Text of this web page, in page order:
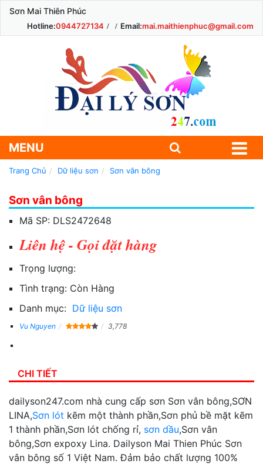
Sơn Mai Thiên Phúc
Hotline:0944727134 Email:mai.maithienphuc@gmail.com
MENU
Trang Chủ Dữ liệu sơn Sơn vân bông
Sơn vân bông
Mã SP: DLS2472648
Liên hệ - Gọi đặt hàng
Trọng lượng:
Tình trạng: Còn Hàng
Danh mục: Dữ liệu sơn
Vu Nguyen 3,778
CHI TIẾT
dailyson247.com nhà cung cấp sơn Sơn vân bông,SƠN
LINA,Sơn lót kẽm một thành phần,Sơn phủ bề mặt kẽm
1 thành phần,Sơn lót chống rỉ, sơn dầu,Sơn vân
bông,Sơn expoxy Lina. Dailyson Mai Thien Phúc Sơn
vân bông số 1 Việt Nam. Đảm bảo chất lượng 100%